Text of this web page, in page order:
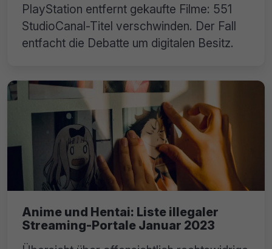
PlayStation entfernt gekaufte Filme: 551
StudioCanal-Titel verschwinden. Der Fall
entfacht die Debatte um digitalen Besitz.
Anime und Hentai: Liste illegaler
Streaming-Portale Januar 2023